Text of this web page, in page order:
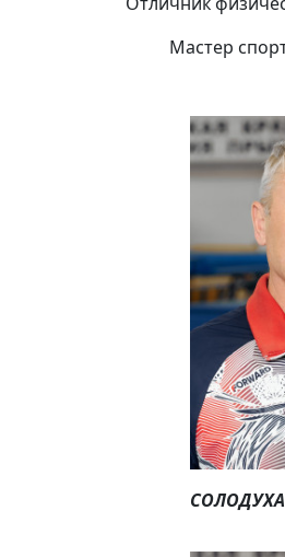
Мастер